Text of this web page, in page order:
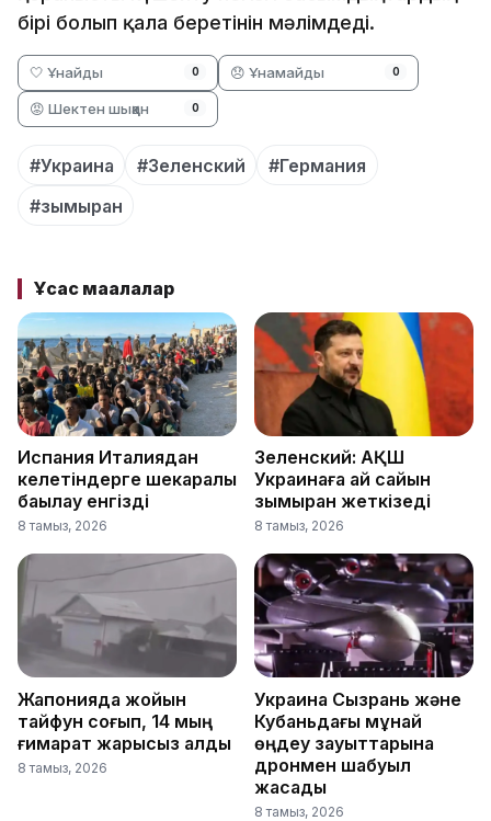
бірі болып қала беретінін мәлімдеді.
🤍 Ұнайды 0 😞 Ұнамайды 0
😡 Шектен шыққан 0
#Украина #Зеленский
#Германия
#зымыран
Ұқсас мақалалар
Испания Италиядан
келетіндерге шекаралық
бақылау енгізді
8 тамыз, 2026
Зеленский: АҚШ
Украинаға ай сайын
зымыран жеткізеді
8 тамыз, 2026
Жапонияда жойқын
тайфун соғып, 14 мың
ғимарат жарықсыз қалды
8 тамыз, 2026
Украина Сызрань және
Кубаньдағы мұнай
өңдеу зауыттарына
дронмен шабуыл
жасады
8 тамыз, 2026